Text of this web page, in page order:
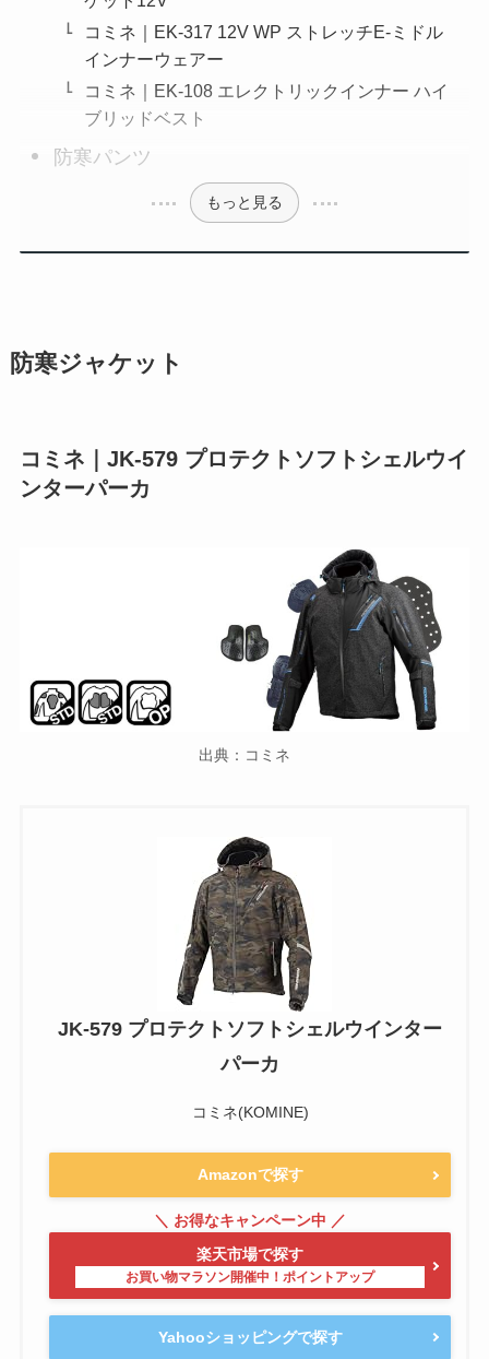
コミネ｜EK-317 12V WP ストレッチE-ミドル
インナーウェアー
コミネ｜EK-108 エレクトリックインナー ハイ
ブリッドベスト
防寒パンツ
もっと見る
防寒ジャケット
コミネ｜JK-579 プロテクトソフトシェルウイ
ンターパーカ
出典：コミネ
JK-579 プロテクトソフトシェルウインター
パーカ
コミネ(KOMINE)
Amazonで探す
楽天市場で探す
Yahooショッピングで探す